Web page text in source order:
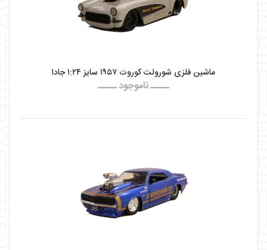
ماشین فلزی شورولت کوروت ۱۹۵۷ سایز ۱:۲۴ جادا
ـــــ ناموجود ـــــ